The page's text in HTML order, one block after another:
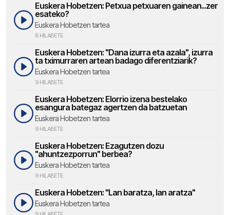
Euskera Hobetzen: Petxua petxuaren gainean...zer
esateko?
Euskera Hobetzen tartea
8 HILABETE
Euskera Hobetzen: "Dana izurra eta azala", izurra
ta tximurraren artean badago diferentziarik?
Euskera Hobetzen tartea
9 HILABETE
Euskera Hobetzen: Elorrio izena bestelako
esangura bategaz agertzen da batzuetan
Euskera Hobetzen tartea
9 HILABETE
Euskera Hobetzen: Ezagutzen dozu
"ahuntzezporrun" berbea?
Euskera Hobetzen tartea
9 HILABETE
Euskera Hobetzen: "Lan baratza, lan aratza"
Euskera Hobetzen tartea